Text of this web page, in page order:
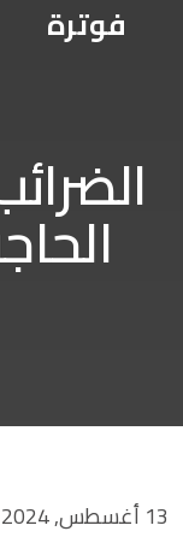
فوترة
13 أغسطس, 2024